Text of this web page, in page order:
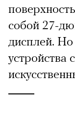
собой 27-
дисплей.
устройства